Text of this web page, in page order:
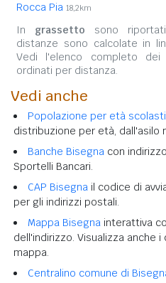
Rocca Pia 18,2km
In grassetto sono
distanze sono calcolate in
Vedi l'elenco completo dei
ordinati per distanza.
Vedi anche
Popolazione per età
distribuzione per età, dall'asilo
Banche Bisegna con
Sportelli Bancari.
CAP Bisegna il codice di
per gli indirizzi postali.
Mappa Bisegna interattiva
dell'indirizzo. Visualizza anche
mappa.
Centralino comune di